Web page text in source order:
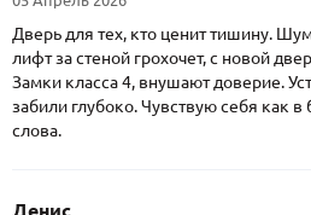
Дверь для тех, кто ценит тишину.
лифт за стеной грохочет, с новой
Замки класса 4, внушают доверие.
забили глубоко. Чувствую себя как
слова.
Денис